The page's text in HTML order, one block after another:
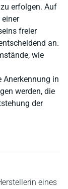
erfolgen. Auf
freier
an.
wie
Anerkennung in
werden, die
der
eines